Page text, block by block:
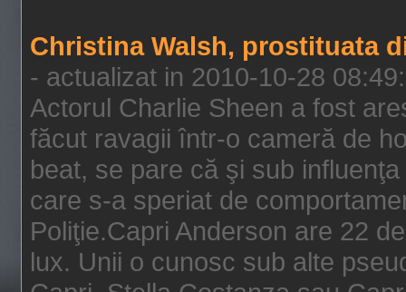
Christina Walsh, prostituata
- actualizat in 2010-10-28
Actorul Charlie Sheen a fost
făcut ravagii într-o cameră de
beat, se pare că şi sub
care s-a speriat de
Poliţie.Capri Anderson are 22
lux. Unii o cunosc sub alte